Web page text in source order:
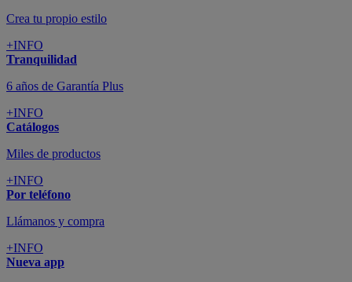
Crea tu propio estilo
+INFO
Tranquilidad
6 años de Garantía Plus
+INFO
Catálogos
Miles de productos
+INFO
Por teléfono
Llámanos y compra
+INFO
Nueva app